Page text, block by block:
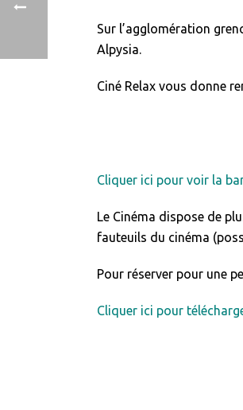
Sur l’agglomération
Alpysia.
Ciné Relax vous donne
Cliquer ici pour voir la
Le Cinéma dispose de
fauteuils du cinéma
Pour réserver pour une
Cliquer ici pour